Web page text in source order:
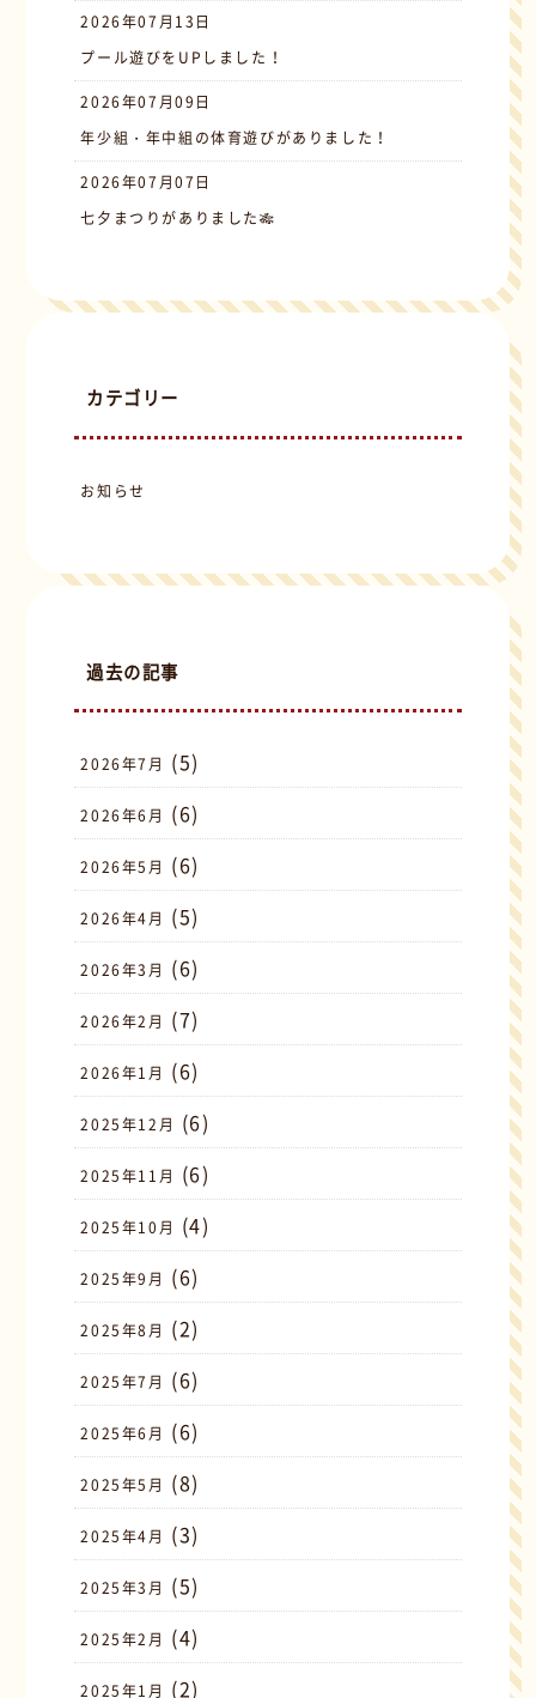
2026年07月13日
プール遊びをUPしました！
2026年07月09日
年少組・年中組の体育遊びがありました！
2026年07月07日
七夕まつりがありました🎋
カテゴリー
お知らせ
過去の記事
2026年7月 (5)
2026年6月 (6)
2026年5月 (6)
2026年4月 (5)
2026年3月 (6)
2026年2月 (7)
2026年1月 (6)
2025年12月 (6)
2025年11月 (6)
2025年10月 (4)
2025年9月 (6)
2025年8月 (2)
2025年7月 (6)
2025年6月 (6)
2025年5月 (8)
2025年4月 (3)
2025年3月 (5)
2025年2月 (4)
2025年1月 (2)